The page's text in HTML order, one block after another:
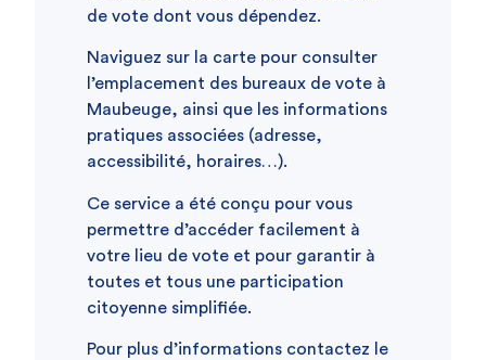
de vote dont vous dépendez.
Naviguez sur la carte pour consulter
l’emplacement des bureaux de vote à
Maubeuge, ainsi que les informations
pratiques associées (adresse,
accessibilité, horaires…).
Ce service a été conçu pour vous
permettre d’accéder facilement à
votre lieu de vote et pour garantir à
toutes et tous une participation
citoyenne simplifiée.
Pour plus d’informations contactez le